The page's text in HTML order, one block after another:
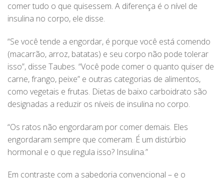
comer tudo o que quisessem. A diferença é o nível de
insulina no corpo, ele disse.
“Se você tende a engordar, é porque você está comendo
(macarrão, arroz, batatas) e seu corpo não pode tolerar
isso”, disse Taubes. “Você pode comer o quanto quiser de
carne, frango, peixe” e outras categorias de alimentos,
como vegetais e frutas. Dietas de baixo carboidrato são
designadas a reduzir os níveis de insulina no corpo.
“Os ratos não engordaram por comer demais. Eles
engordaram sempre que comeram. É um distúrbio
hormonal e o que regula isso? Insulina.”
Em contraste com a sabedoria convencional – e o